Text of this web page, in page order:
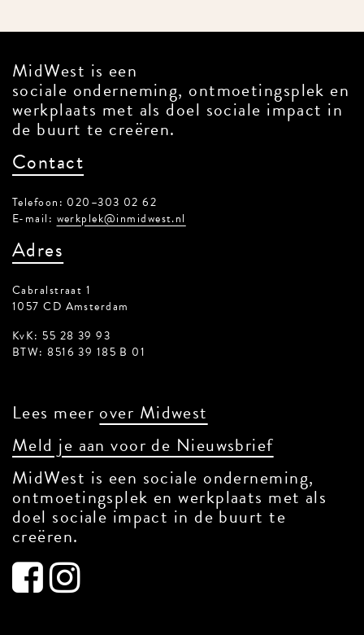
MidWest is een
sociale onderneming, ontmoetingsplek en
werkplaats met als doel sociale impact in
de buurt te creëren.
Contact
Telefoon: 020–303 02 62
E-mail: werkplek@inmidwest.nl
Adres
Cabralstraat 1
1057 CD Amsterdam
KvK: 55 28 39 93
BTW: 8516 39 185 B 01
Lees meer over Midwest
Meld je aan voor de Nieuwsbrief
MidWest is een sociale onderneming,
ontmoetingsplek en werkplaats met als
doel sociale impact in de buurt te
creëren.